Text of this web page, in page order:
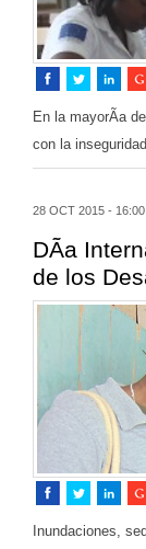
En la mayorÃ­a
con la
28 OCT 2015 - 16:00
DÃ­a
de los
Inundaciones,